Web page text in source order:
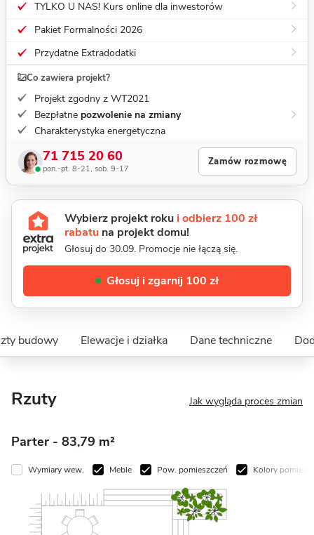
TYLKO U NAS! Kurs online dla inwestorów
Pakiet Formalności 2026
Przydatne Extradodatki
Co zawiera projekt?
Projekt zgodny z WT2021
Bezpłatne pozwolenie na zmiany
Charakterystyka energetyczna
71 715 20 60
pon.-pt. 8-21, sob. 9-17
Zamów rozmowę
Wybierz projekt roku i odbierz 100 zł
rabatu na projekt domu!
Głosuj do 30.09. Promocje nie łączą się.
Głosuj i zgarnij 100 zł
budowy Elewacje i działka Dane techniczne
Rzuty Jak wygląda proces zmian
Parter - 83,79 m²
Wymiary wew. Meble Pow. pomieszczeń Kolory